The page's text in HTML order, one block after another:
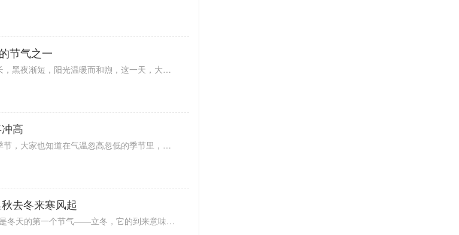
节气之一
春分，作为二十四节气之一，标志着昼夜平分，白昼渐长，黑夜渐短，阳光温暖而和煦，这一天，大地回春，万物复苏，生机勃勃，在中国传统文化中，春分有着重要的地位，作为二十四节气中最早被确定的节气之一，春分也是春季的“C位”节气。
高
现在这个季节可以说真的是属于穿什么都对又都不对的季节，大家也知道在气温忽高忽低的季节里，选择合适的着装成为一项挑战，一件薄外套可能早晚穿着合适，但中午却显得过于炎热；毛衣可能让你早晨感到舒适，但下午就会让你汗流浃背。如何应对这种多变的气候，成为了许多人的难题，而且月底前后气温将冲高。
去冬来寒风起
春生夏长，秋收冬藏，跟着节气过日子。今天(11月7日)是冬天的第一个节气——立冬，它的到来意味着寒冷季节的开始。